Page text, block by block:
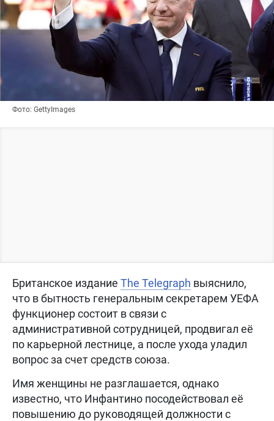
Фото: GettyImages
Британское издание The Telegraph выяснило,
что в бытность генеральным секретарем УЕФА
функционер состоит в связи с
административной сотрудницей, продвигал её
по карьерной лестнице, а после ухода уладил
вопрос за счет средств союза.
Имя женщины не разглашается, однако
известно, что Инфантино посодействовал её
повышению до руководящей должности с